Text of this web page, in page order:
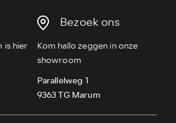
is hier
Bezoek ons
Kom hallo zeggen in onze
showroom
Parallelweg 1
9363 TG Marum